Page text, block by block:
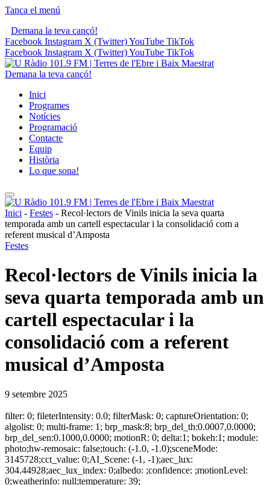
Tanca el menú
Demana la teva cançó!
Facebook Instagram X (Twitter)YouTube TikTok
Facebook Instagram X (Twitter)YouTube TikTok
Demana la teva cançó!
Inici
Programes
Notícies
Programació
Contacte
Equip
Història
Lo que sona!
Inici - Festes - Recol·lectors de Vinils inicia la seva quarta
temporada amb un cartell espectacular i la consolidació com a
referent musical d’Amposta
Festes
Recol·lectors de Vinils inicia la
seva quarta temporada amb un
cartell espectacular i la
consolidació com a referent
musical d’Amposta
9 setembre 2025
filter: 0; fileterIntensity: 0.0; filterMask: 0; captureOrientation: 0;
algolist: 0; multi-frame: 1; brp_mask:8; brp_del_th:0.0007,0.0000;
brp_del_sen:0.1000,0.0000; motionR: 0; delta:1; bokeh:1; module:
photo;hw-remosaic: false;touch: (-1.0, -1.0);sceneMode:
3145728;cct_value: 0;AI_Scene: (-1, -1);aec_lux:
304.44928;aec_lux_index: 0;albedo: ;confidence: ;motionLevel:
0;weatherinfo: null;temperature: 39;